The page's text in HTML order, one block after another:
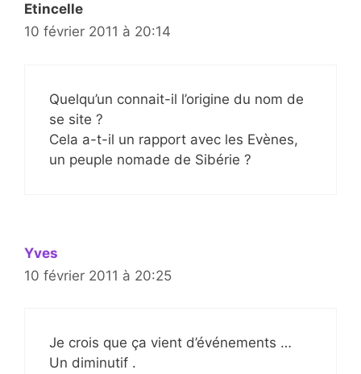
Etincelle
10 février 2011 à 20:14
Quelqu’un connait-il l’origine du nom de
se site ?
Cela a-t-il un rapport avec les Evènes,
un peuple nomade de Sibérie ?
Yves
10 février 2011 à 20:25
Je crois que ça vient d’événements …
Un diminutif .